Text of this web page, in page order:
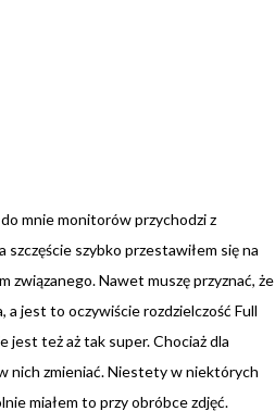
do mnie monitorów przychodzi z
szybko przestawiłem się na
związanego. Nawet muszę przyznać, że
jest to oczywiście rozdzielczość Full
jest też aż tak super. Chociaż dla
nich zmieniać. Niestety w niektórych
miałem to przy obróbce zdjęć.